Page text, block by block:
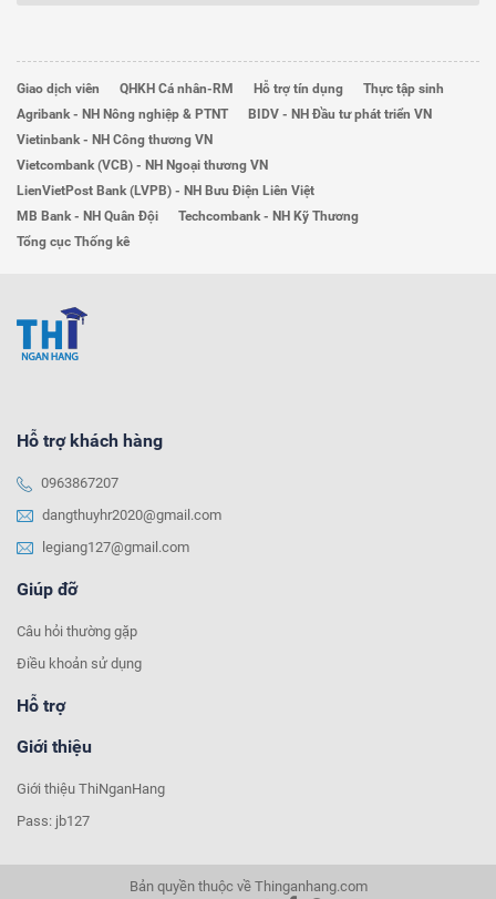
Giao dịch viên QHKH Cá nhân-RM Hỗ trợ tín dụng
Thực tập sinh
Agribank - NH Nông nghiệp & PTNT
BIDV - NH Đầu tư phát triển VN
Vietinbank - NH Công thương VN
Vietcombank (VCB) - NH Ngoại thương VN
LienVietPost Bank (LVPB) - NH Bưu Điện Liên Việt
MB Bank - NH Quân Đội
Techcombank - NH Kỹ Thương
Tổng cục Thống kê
Hỗ trợ khách hàng
0963867207
dangthuyhr2020@gmail.com
legiang127@gmail.com
Giúp đỡ
Câu hỏi thường gặp
Điều khoản sử dụng
Hỗ trợ
Giới thiệu
Giới thiệu ThiNganHang
Pass: jb127
Bản quyền thuộc về Thinganhang.com